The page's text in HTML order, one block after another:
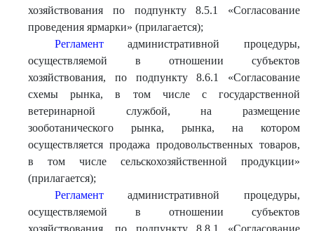
хозяйствования по подпункту 8.5.1 «Согласование
проведения ярмарки» (прилагается);
Регламентадминистративной процедуры,
осуществляемой в отношении субъектов
хозяйствования, по подпункту 8.6.1 «Согласование
схемы рынка, в том числе с государственной
ветеринарной службой, на размещение
зооботанического рынка, рынка, на котором
осуществляется продажа продовольственных товаров,
в том числе сельскохозяйственной продукции»
(прилагается);
Регламентадминистративной процедуры,
осуществляемой в отношении субъектов
хозяйствования, по подпункту 8.8.1 «Согласование